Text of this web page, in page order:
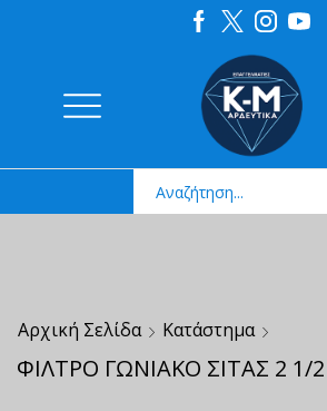
Αρχική Σελίδα Κατάστημα
ΦΙΛΤΡΟ ΓΩΝΙΑΚΟ ΣΙΤΑΣ 2 1/